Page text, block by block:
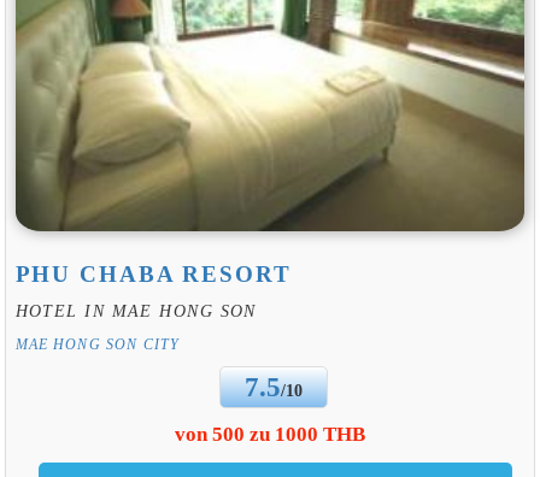
PHU CHABA RESORT
HOTEL IN MAE HONG SON
MAE HONG SON CITY
7.5/10
von 500 zu 1000 THB